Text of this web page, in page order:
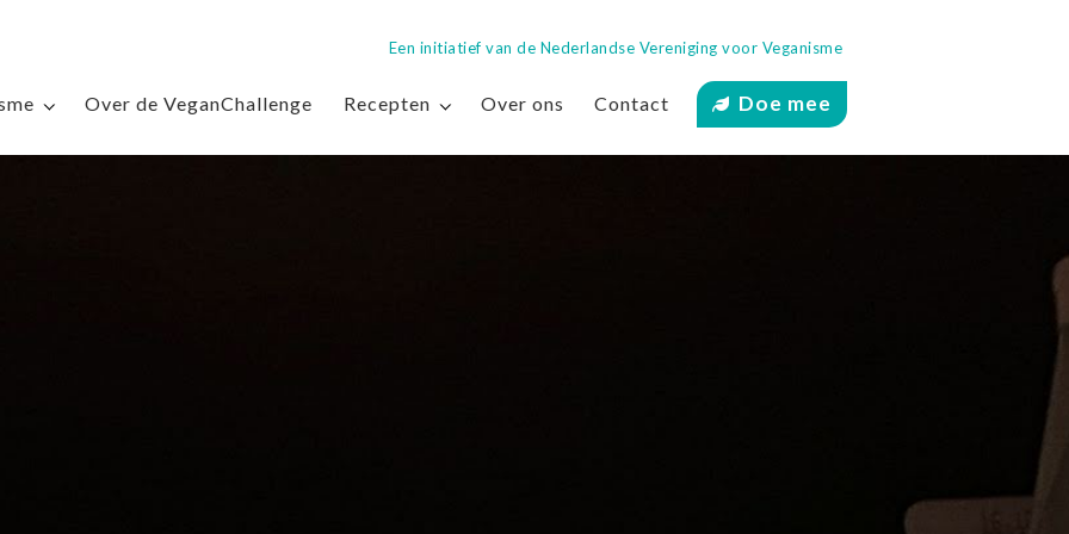
Een initiatief van de Nederlandse Vereniging voor Veganisme
Over de VeganChallenge Recepten Over ons Contact Doe mee